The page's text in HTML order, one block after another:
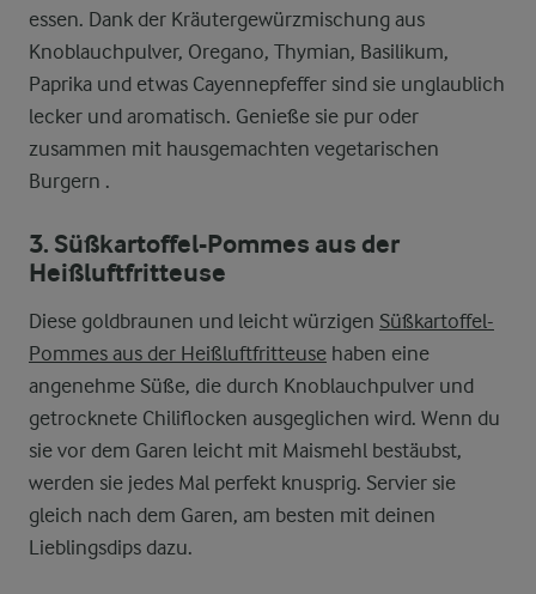
essen. Dank der Kräutergewürzmischung aus
Knoblauchpulver, Oregano, Thymian, Basilikum,
Paprika und etwas Cayennepfeffer sind sie unglaublich
lecker und aromatisch. Genieße sie pur oder
zusammen mit hausgemachten vegetarischen
Burgern .
3. Süßkartoffel-Pommes aus der
Heißluftfritteuse
Diese goldbraunen und leicht würzigen Süßkartoffel-
Pommes aus der Heißluftfritteuse haben eine
angenehme Süße, die durch Knoblauchpulver und
getrocknete Chiliflocken ausgeglichen wird. Wenn du
sie vor dem Garen leicht mit Maismehl bestäubst,
werden sie jedes Mal perfekt knusprig. Servier sie
gleich nach dem Garen, am besten mit deinen
Lieblingsdips dazu.